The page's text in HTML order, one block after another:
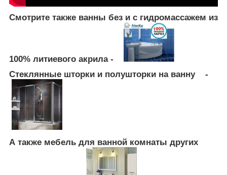
Смотрите также ванны без и с гидромассажем из
100% литиевого акрила -
Стеклянные шторки и полушторки на ванну -
А также мебель для ванной комнаты других